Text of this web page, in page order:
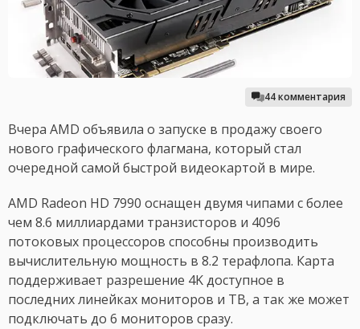
44 комментария
Вчера AMD объявила о запуске в продажу своего
нового графического флагмана, который стал
очередной самой быстрой видеокартой в мире.
AMD Radeon HD 7990 оснащен двумя чипами с более
чем 8.6 миллиардами транзисторов и 4096
потоковых процессоров способны производить
вычислительную мощность в 8.2 терафлопа. Карта
поддерживает разрешение 4K доступное в
последних линейках мониторов и ТВ, а так же может
подключать до 6 мониторов сразу.